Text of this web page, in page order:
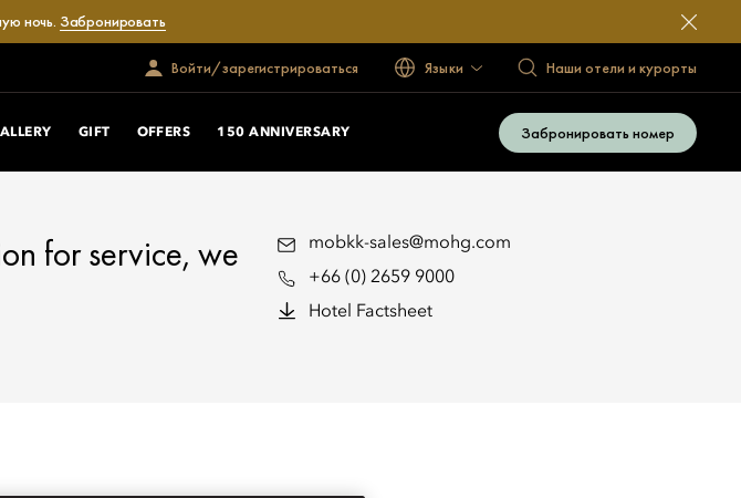
ночь. Забронировать
Войти/зарегистрироваться Языки Наши отели и курорты
GIFT OFFERS 150 ANNIVERSARY Забронировать номер
for service, we
mobkk-sales@mohg.com
+66 (0) 2659 9000
Hotel Factsheet